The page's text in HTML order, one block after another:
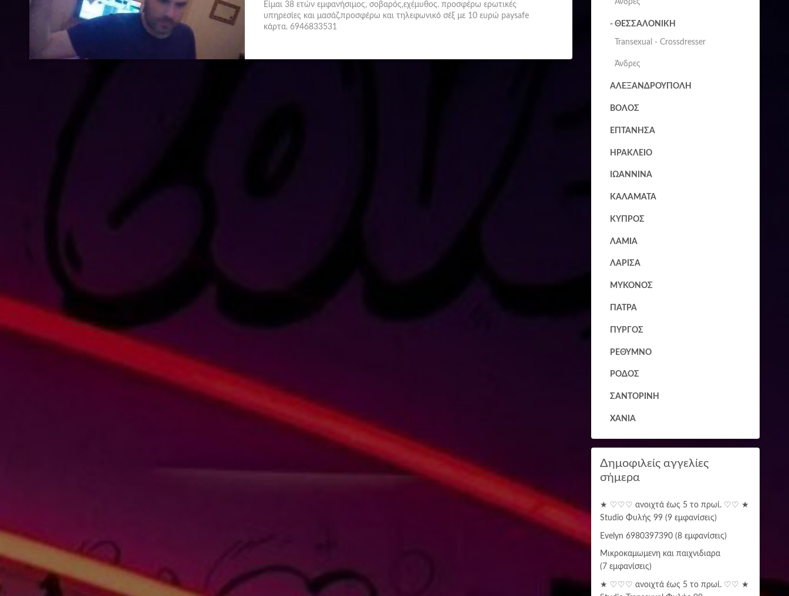
Είμαι 38 ετών εμφανήσιμος, σοβαρός,εχέμυθος. προσφέρω ερωτικές
υπηρεσίες και μασάζ.προσφέρω και τηλεφωνικό σέξ με 10 ευρώ paysafe
κάρτα. 6946833531
Άνδρες
- ΘΕΣΣΑΛΟΝΙΚΗ
Transexual - Crossdresser
Άνδρες
ΑΛΕΞΑΝΔΡΟΥΠΟΛΗ
ΒΟΛΟΣ
ΕΠΤΑΝΗΣΑ
ΗΡΑΚΛΕΙΟ
ΙΩΑΝΝΙΝΑ
ΚΑΛΑΜΑΤΑ
ΚΥΠΡΟΣ
ΛΑΜΙΑ
ΛΑΡΙΣΑ
ΜΥΚΟΝΟΣ
ΠΑΤΡΑ
ΠΥΡΓΟΣ
ΡΕΘΥΜΝΟ
ΡΟΔΟΣ
ΣΑΝΤΟΡΙΝΗ
ΧΑΝΙΑ
Δημοφιλείς αγγελίες
σήμερα
★ ♡♡♡ ανοιχτά έως 5 το πρωί. ♡♡ ★
Studio Φυλής 99(9 εμφανίσεις)
Evelyn 6980397390(8 εμφανίσεις)
Μικροκαμωμενη και παιχνιδιαρα
(7 εμφανίσεις)
★ ♡♡♡ ανοιχτά έως 5 το πρωί. ♡♡ ★